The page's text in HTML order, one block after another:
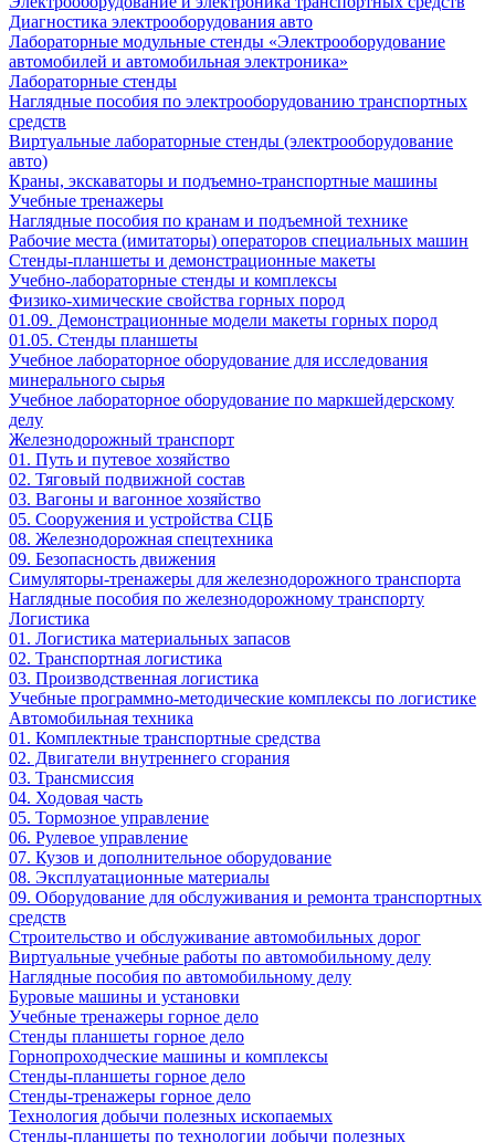
Диагностика электрооборудования авто
Лабораторные модульные стенды «Электрооборудование
автомобилей и автомобильная электроника»
Лабораторные стенды
Наглядные пособия по электрооборудованию транспортных
средств
Виртуальные лабораторные стенды (электрооборудование
авто)
Краны, экскаваторы и подъемно-транспортные машины
Учебные тренажеры
Наглядные пособия по кранам и подъемной технике
Рабочие места (имитаторы) операторов специальных машин
Стенды-планшеты и демонстрационные макеты
Учебно-лабораторные стенды и комплексы
Физико-химические свойства горных пород
01.09. Демонстрационные модели макеты горных пород
01.05. Стенды планшеты
Учебное лабораторное оборудование для исследования
минерального сырья
Учебное лабораторное оборудование по маркшейдерскому
делу
Железнодорожный транспорт
01. Путь и путевое хозяйство
02. Тяговый подвижной состав
03. Вагоны и вагонное хозяйство
05. Сооружения и устройства СЦБ
08. Железнодорожная спецтехника
09. Безопасность движения
Симуляторы-тренажеры для железнодорожного транспорта
Наглядные пособия по железнодорожному транспорту
Логистика
01. Логистика материальных запасов
02. Транспортная логистика
03. Производственная логистика
Учебные программно-методические комплексы по логистике
Автомобильная техника
01. Комплектные транспортные средства
02. Двигатели внутреннего сгорания
03. Трансмиссия
04. Ходовая часть
05. Тормозное управление
06. Рулевое управление
07. Кузов и дополнительное оборудование
08. Эксплуатационные материалы
09. Оборудование для обслуживания и ремонта транспортных
средств
Строительство и обслуживание автомобильных дорог
Виртуальные учебные работы по автомобильному делу
Наглядные пособия по автомобильному делу
Буровые машины и установки
Учебные тренажеры горное дело
Стенды планшеты горное дело
Горнопроходческие машины и комплексы
Стенды-планшеты горное дело
Стенды-тренажеры горное дело
Технология добычи полезных ископаемых
Стенды-планшеты по технологии добычи полезных